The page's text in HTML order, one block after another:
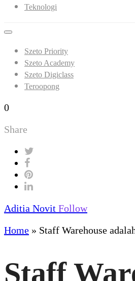
Teknologi
Szeto Priority
Szeto Academy
Szeto Digiclass
Teroopong
0
Share
Aditia Novit Follow
Home » Staff Warehouse
Staff